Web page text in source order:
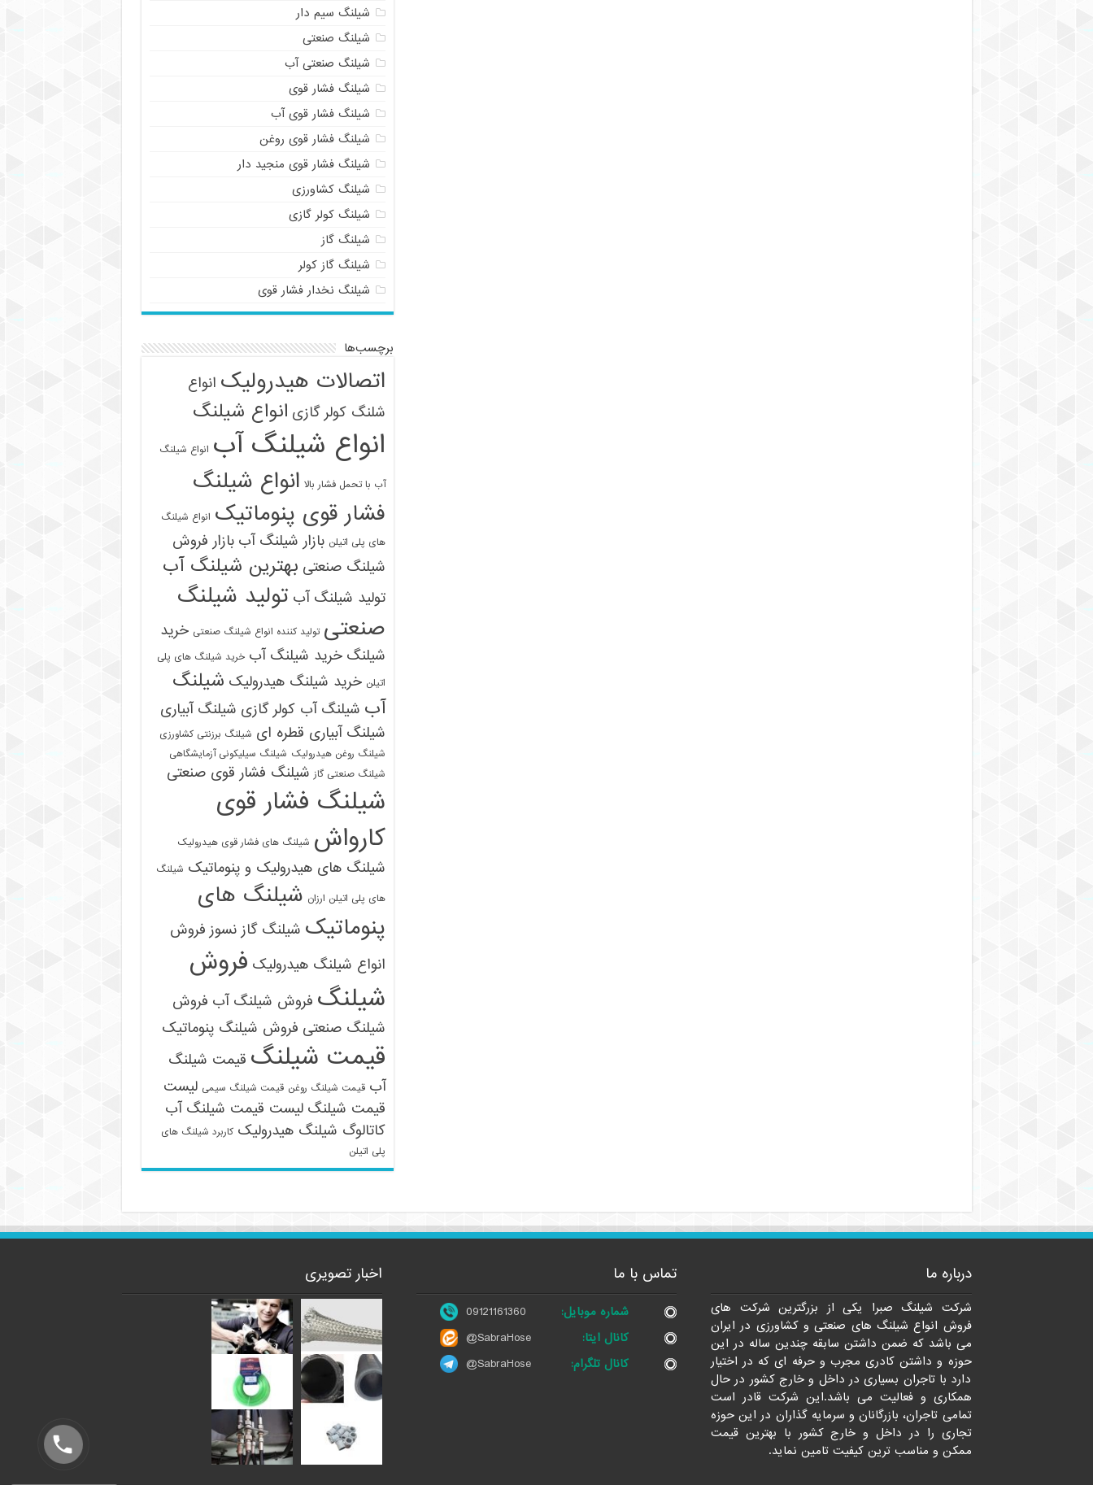
شیلنگ سیم دار
شیلنگ صنعتی
شیلنگ صنعتی آب
شیلنگ فشار قوی
شیلنگ فشار قوی آب
شیلنگ فشار قوی روغن
شیلنگ فشار قوی منجید دار
شیلنگ کشاورزی
شیلنگ کولر گازی
شیلنگ گاز
شیلنگ گاز کولر
شیلنگ نخدار فشار قوی
برچسب‌ها
اتصالات هیدرولیک انواع
شلنگ کولر گازی انواع شیلنگ
انواع شیلنگ آب انواع شیلنگ
آب با تحمل فشار بالا انواع شیلنگ
فشار قوی پنوماتیک انواع شیلنگ
های پلی اتیلن بازار شیلنگ آب بازار فروش
شیلنگ صنعتی بهترین شیلنگ آب
تولید شیلنگ آب تولید شیلنگ
صنعتی تولید کننده انواع شیلنگ صنعتی خرید
شیلنگ خرید شیلنگ آب خرید شیلنگ های پلی
اتیلن خرید شیلنگ هیدرولیک شیلنگ
آب شیلنگ آب کولر گازی شیلنگ آبیاری
شیلنگ آبیاری قطره ای شیلنگ برزنتی کشاورزی
شیلنگ روغن هیدرولیک شیلنگ سیلیکونی آزمایشگاهی
شیلنگ صنعتی گاز شیلنگ فشار قوی صنعتی
شیلنگ فشار قوی
کارواش شیلنگ های فشار قوی هیدرولیک
شیلنگ های هیدرولیک و پنوماتیک شیلنگ
های پلی اتیلن ارزان شیلنگ های
پنوماتیک شیلنگ گاز نسوز فروش
انواع شیلنگ هیدرولیک فروش
شیلنگ فروش شیلنگ آب فروش
شیلنگ صنعتی فروش شیلنگ پنوماتیک
قیمت شیلنگ قیمت شیلنگ
آب قیمت شیلنگ روغن قیمت شیلنگ سیمی لیست
قیمت شیلنگ لیست قیمت شیلنگ آب
کاتالوگ شیلنگ هیدرولیک کاربرد شیلنگ های
پلی اتیلن
درباره ما
شرکت شیلنگ صبرا یکی از بزرگترین شرکت های
فروش انواع شیلنگ های صنعتی و کشاورزی در ایران
می باشد که ضمن داشتن سابقه چندین ساله در این
حوزه و داشتن کادری مجرب و حرفه ای که در اختیار
دارد با تاجران بسیاری در داخل و خارج کشور در حال
همکاری و فعالیت می باشد.این شرکت قادر است
تمامی تاجران، بازرگانان و سرمایه گذاران در این حوزه
تجاری را در داخل و خارج کشور با بهترین قیمت
ممکن و مناسب ترین کیفیت تامین نماید.
تماس با ما
شماره موبایل:
09121161360
کانال ایتا:
@SabraHose
کانال تلگرام:
@SabraHose
اخبار تصویری